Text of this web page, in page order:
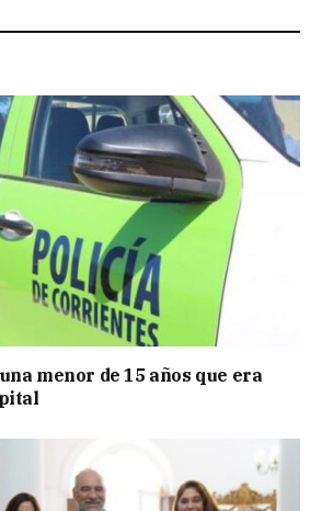
menor de 15 años que era